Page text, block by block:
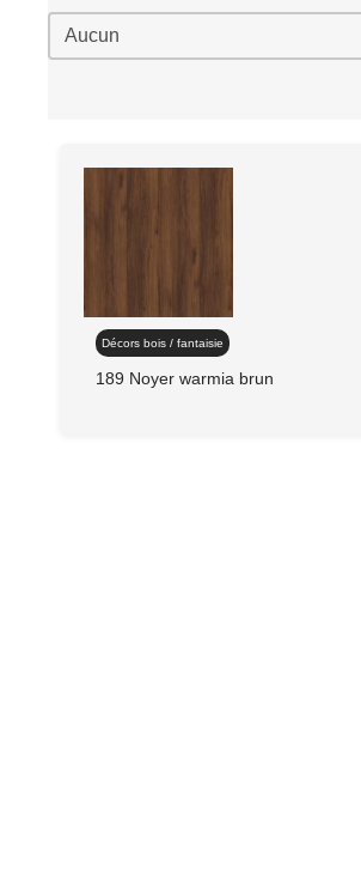
Matières disponibles
Matières disponibles
Décors bois / fantaisie
189 Noyer warmia brun